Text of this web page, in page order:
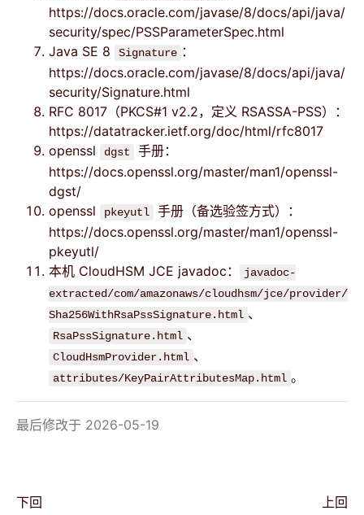
https://docs.oracle.com/javase/8/docs/api/java/
security/spec/PSSParameterSpec.html
Java SE 8
Signature ：
https://docs.oracle.com/javase/8/docs/api/java/
security/Signature.html
RFC 8017（PKCS#1 v2.2，定义 RSASSA-PSS）：
https://datatracker.ietf.org/doc/html/rfc8017
openssl
dgst
手册：
https://docs.openssl.org/master/man1/openssl-
dgst/
openssl
pkeyutl
手册（备选验签方式）：
https://docs.openssl.org/master/man1/openssl-
pkeyutl/
本机 CloudHSM JCE javadoc：
javadoc-
extracted/com/amazonaws/cloudhsm/jce/provider/
Sha256WithRsaPssSignature.html 、
RsaPssSignature.html 、
CloudHsmProvider.html 、
attributes/KeyPairAttributesMap.html 。
最后修改于 2026-05-19
下回
上回